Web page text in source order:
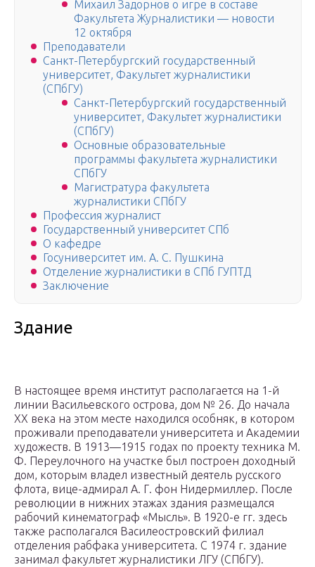
Михаил Задорнов о игре в составе
Факультета Журналистики — новости
12 октября
Преподаватели
Санкт-Петербургский государственный
университет, Факультет журналистики
(СПбГУ)
Санкт-Петербургский государственный
университет, Факультет журналистики
(СПбГУ)
Основные образовательные
программы факультета журналистики
СПбГУ
Магистратура факультета
журналистики СПбГУ
Профессия журналист
Государственный университет СПб
О кафедре
Госуниверситет им. А. С. Пушкина
Отделение журналистики в СПб ГУПТД
Заключение
Здание
В настоящее время институт располагается на 1-й
линии Васильевского острова, дом № 26. До начала
XX века на этом месте находился особняк, в котором
проживали преподаватели университета и Академии
художеств. В 1913—1915 годах по проекту техника М.
Ф. Переулочного на участке был построен доходный
дом, которым владел известный деятель русского
флота, вице-адмирал А. Г. фон Нидермиллер. После
революции в нижних этажах здания размещался
рабочий кинематограф «Мысль». В 1920-е гг. здесь
также располагался Василеостровский филиал
отделения рабфака университета. С 1974 г. здание
занимал факультет журналистики ЛГУ (СПбГУ).